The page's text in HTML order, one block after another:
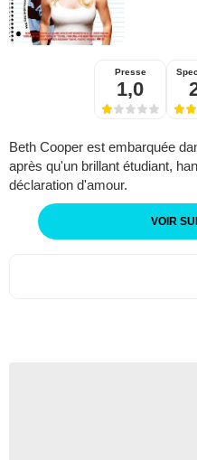
Presse
1,0
Beth Cooper est embarquée
après qu'un brillant étudiant,
déclaration d'amour.
VOIR